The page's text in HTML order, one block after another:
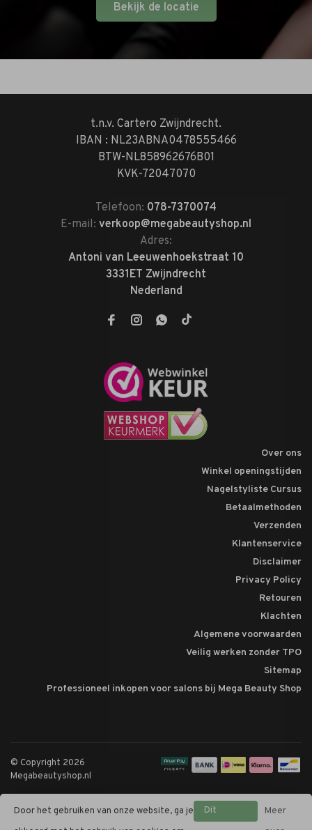
Bekijk de locatie
t.n.v. Cartero Zwijndrecht.
IBAN : NL23ABNA0478555466
BTW-NL858962676B01
KVK-72047070
Telefoon: 078-7370074
E-mail: verkoop@megabeautyshop.nl
Adres:
Antoni van Leeuwenhoekstraat 10
3331ET Zwijndrecht
Nederland
Over ons
Winkel openingstijden
Nagelstyliste Cursus
Betaalmethoden
Verzenden
Klantenservice
Disclaimer
Privacy Policy
Retouren
Klachten
Algemene voorwaarden
Veilig werken zonder TPO
Sitemap
Professioneel inkopen voor salons bij Mega Beauty Shop
© Copyright 2026
Megabeautyshop.nl
Door het gebruiken van onze website, ga je
Dit
Meer